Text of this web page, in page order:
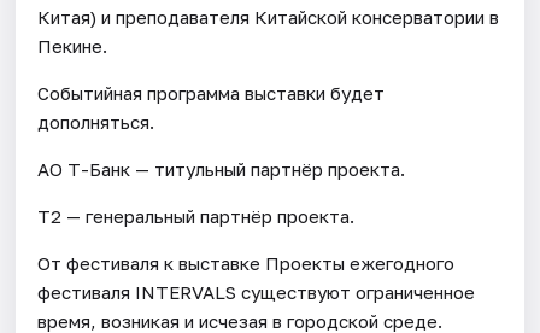
Китая) и преподавателя Китайской консерватории в
Пекине.
Событийная программа выставки будет
дополняться.
АО Т-Банк — титульный партнёр проекта.
T2 — генеральный партнёр проекта.
От фестиваля к выставке Проекты ежегодного
фестиваля INTERVALS существуют ограниченное
время, возникая и исчезая в городской среде.